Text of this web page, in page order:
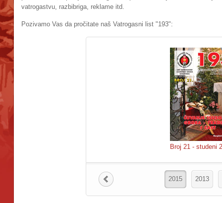
vatrogastvu, razbibriga, reklame itd.
Pozivamo Vas da pročitate naš Vatrogasni list "193":
Broj 21 - studeni
2015 2013